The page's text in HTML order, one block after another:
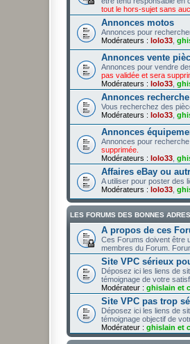
tout le hors-sujet sans
Annonces motos
Annonces pour
Modérateurs : lolo33
Annonces vente
Annonces pour vendre
pas validée et sera
Modérateurs : lolo33
Annonces
Vous recherchez des
Modérateurs : lolo33
Annonces
Annonces pour
supprimée.
Modérateurs : lolo33
Affaires eBay ou
A utiliser pour poster des
Modérateurs : lolo33
LES FORUMS DES BONNES
A propos de ces
Ces Forums doivent être
membres du Forum.
Site VPC sérieux
Déposez ici les liens de
témoignage de votre
Modérateur : ghislain et
Site VPC pas trop
Déposez ici les liens de
témoignage objectif de
Modérateur : ghislain et